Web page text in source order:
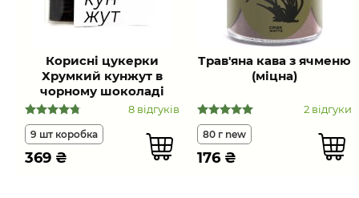
Корисні цукерки
Хрумкий кунжут в
чорному шоколаді
8 відгуків
9 шт коробка
369 ₴
Трав'яна кава з ячменю
(міцна)
2 відгуки
80 г new
176 ₴